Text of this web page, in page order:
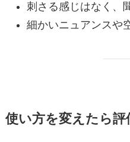
刺さる感じはなく、
細かいニュアンスや
使い方を変えたら評